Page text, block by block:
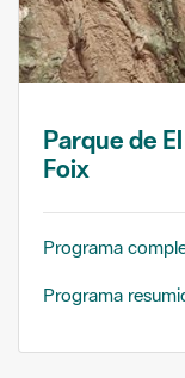
Parque de
Foix
Programa
Programa